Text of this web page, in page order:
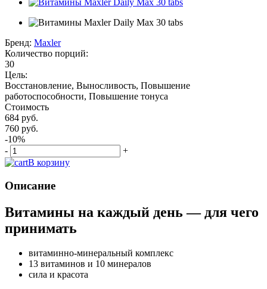
Бренд: Maxler
Количество порций:
30
Цель:
Восстановление, Выносливость, Повышение
работоспособности, Повышение тонуса
Стоимость
684 руб.
760 руб.
-10%
-
+
В корзину
Описание
Витамины на каждый день — для чего
принимать
витаминно-минеральный комплекс
13 витаминов и 10 минералов
сила и красота